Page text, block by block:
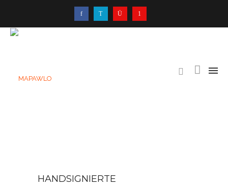
HANDSIGNIERTE